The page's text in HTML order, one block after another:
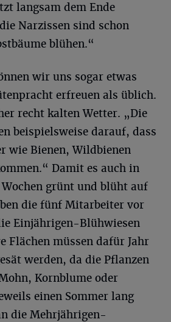
langsam dem Ende
Narzissen sind schon
blühen.“
wir uns sogar etwas
erfreuen als üblich.
recht kalten Wetter. „Die
beispielsweise darauf, dass
wie Bienen, Wildbienen
Damit es auch in
grünt und blüht auf
die fünf Mitarbeiter vor
Einjährigen-Blühwiesen
Flächen müssen dafür Jahr
werden, da die Pflanzen
Kornblume oder
einen Sommer lang
die Mehrjährigen-